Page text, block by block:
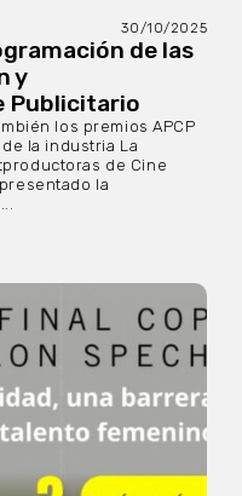
30/10/2025
de las
y
Publicitario
los premios APCP
la industria La
de Cine
la